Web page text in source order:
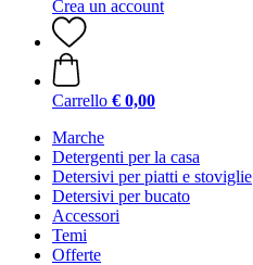
Crea un account
Carrello € 0,00
Marche
Detergenti per la casa
Detersivi per piatti e stoviglie
Detersivi per bucato
Accessori
Temi
Offerte